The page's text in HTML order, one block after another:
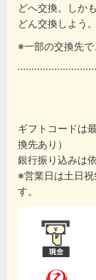
どへ交換。しか
どん交換しよう。
※一部の交換先で
ギフトコードは
換先あり）
銀行振り込みは
※営業日は土日
す。